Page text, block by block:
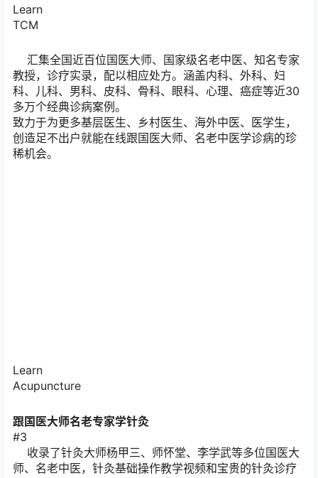
Learn
TCM
汇集全国近百位国医大师、国家级名老中医、知名专家
教授，诊疗实录，配以相应处方。涵盖内科、外科、妇
科、儿科、男科、皮科、骨科、眼科、心理、癌症等近30
多万个经典诊病案例。
致力于为更多基层医生、乡村医生、海外中医、医学生，
创造足不出户就能在线跟国医大师、名老中医学诊病的珍
稀机会。
Learn
Acupuncture
跟国医大师名老专家学针灸
#3
收录了针灸大师杨甲三、师怀堂、李学武等多位国医大
师、名老中医，针灸基础操作教学视频和宝贵的针灸诊疗